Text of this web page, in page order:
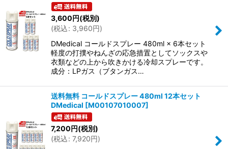
3,600円(税別)
(税込: 3,960円)
DMedical コールドスプレー 480ml × 6本セット
軽度の打撲やねんざの応急措置としてソックスや
衣類などの上から吹きかける冷却スプレーです。
成分：LPガス（ブタンガス…
送料無料 コールドスプレー 480ml 12本セット
DMedical [M00107010007]
7,200円(税別)
(税込: 7,920円)